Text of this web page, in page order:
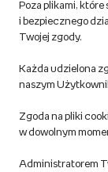
Polityka
produktów
Dostosuj zgody
Polityka
Poza plikami, które
i bezpiecznego
Twojej zgody.
Każda udzielona
naszym
Zgoda na pliki
w dowolnym
Administratorem